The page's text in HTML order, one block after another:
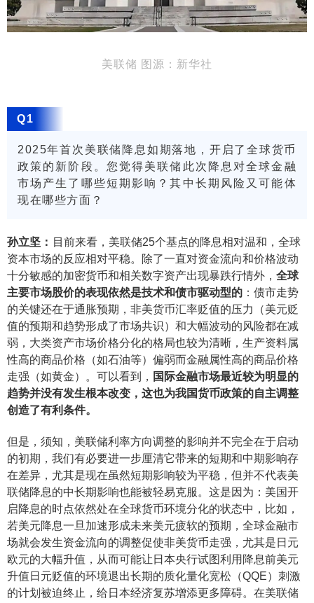
美联储 图源：新华社
Q1
2025年首次美联储降息如期落地，开启了全球货币
政策的新阶段。您觉得美联储此次降息对全球金融
市场产生了哪些短期影响？其中长期风险又可能体
现在哪些方面？
孙立坚 ： 目前来看，美联储25个基点的降息相对温和，全球
资本市场的反应相对平稳。除了一直对资金流向和价格波动
十分敏感的加密货币和相关数字资产出现暴跌行情外， 全球
主要市场股价的表现依然是技术和债市驱动型的 ：债市走势
的关键还在于通胀预期，非美货币汇率贬值的压力（美元贬
值的预期和趋势形成了市场共识）和大幅波动的风险都在减
弱，大类资产市场价格分化的格局也较为清晰，生产资料属
性高的商品价格（如石油等）偏弱而金融属性高的商品价格
走强（如黄金）。可以看到， 国际金融市场最近较为明显的
趋势并没有发生根本改变，这也为我国货币政策的自主调整
创造了有利条件。
但是，须知，美联储利率方向调整的影响并不完全在于启动
的初期，我们有必要进一步厘清它带来的短期和中期影响存
在差异，尤其是现在虽然短期影响较为平稳，但并不代表美
联储降息的中长期影响也能被轻易克服。这是因为：美国开
启降息的时点依然处在全球货币环境分化的状态中，比如，
若美元降息一旦加速形成未来美元疲软的预期，全球金融市
场就会发生资金流向的调整促使非美货币走强，尤其是日元
欧元的大幅升值，从而可能让日本央行试图利用降息前美元
升值日元贬值的环境退出长期的质化量化宽松（QQE）刺激
的计划被迫终止，给日本经济复苏增添更多障碍。在美联储